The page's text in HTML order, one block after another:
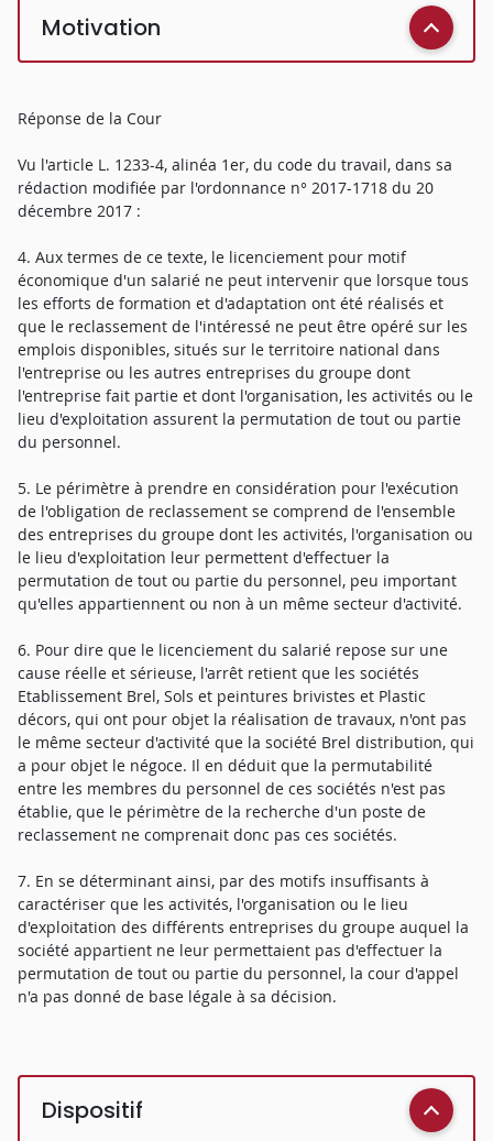
Motivation
Réponse de la Cour
Vu l'article L. 1233-4, alinéa 1er, du code du travail, dans sa
rédaction modifiée par l'ordonnance n° 2017-1718 du 20
décembre 2017 :
4. Aux termes de ce texte, le licenciement pour motif
économique d'un salarié ne peut intervenir que lorsque tous
les efforts de formation et d'adaptation ont été réalisés et
que le reclassement de l'intéressé ne peut être opéré sur les
emplois disponibles, situés sur le territoire national dans
l'entreprise ou les autres entreprises du groupe dont
l'entreprise fait partie et dont l'organisation, les activités ou le
lieu d'exploitation assurent la permutation de tout ou partie
du personnel.
5. Le périmètre à prendre en considération pour l'exécution
de l'obligation de reclassement se comprend de l'ensemble
des entreprises du groupe dont les activités, l'organisation ou
le lieu d'exploitation leur permettent d'effectuer la
permutation de tout ou partie du personnel, peu important
qu'elles appartiennent ou non à un même secteur d'activité.
6. Pour dire que le licenciement du salarié repose sur une
cause réelle et sérieuse, l'arrêt retient que les sociétés
Etablissement Brel, Sols et peintures brivistes et Plastic
décors, qui ont pour objet la réalisation de travaux, n'ont pas
le même secteur d'activité que la société Brel distribution, qui
a pour objet le négoce. Il en déduit que la permutabilité
entre les membres du personnel de ces sociétés n'est pas
établie, que le périmètre de la recherche d'un poste de
reclassement ne comprenait donc pas ces sociétés.
7. En se déterminant ainsi, par des motifs insuffisants à
caractériser que les activités, l'organisation ou le lieu
d'exploitation des différents entreprises du groupe auquel la
société appartient ne leur permettaient pas d'effectuer la
permutation de tout ou partie du personnel, la cour d'appel
n'a pas donné de base légale à sa décision.
Dispositif